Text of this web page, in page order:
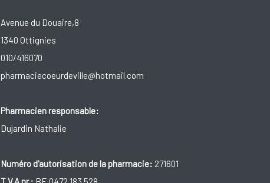
Avenue du Douaire,8
1340 Ottignies
010/416070
pharmaciecoeurdeville@hotmail.com
Pharmacien responsable:
Dujardin Nathalie
Numéro d'autorisation de la pharmacie: 271601